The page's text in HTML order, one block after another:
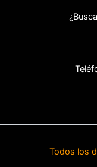
Todos los